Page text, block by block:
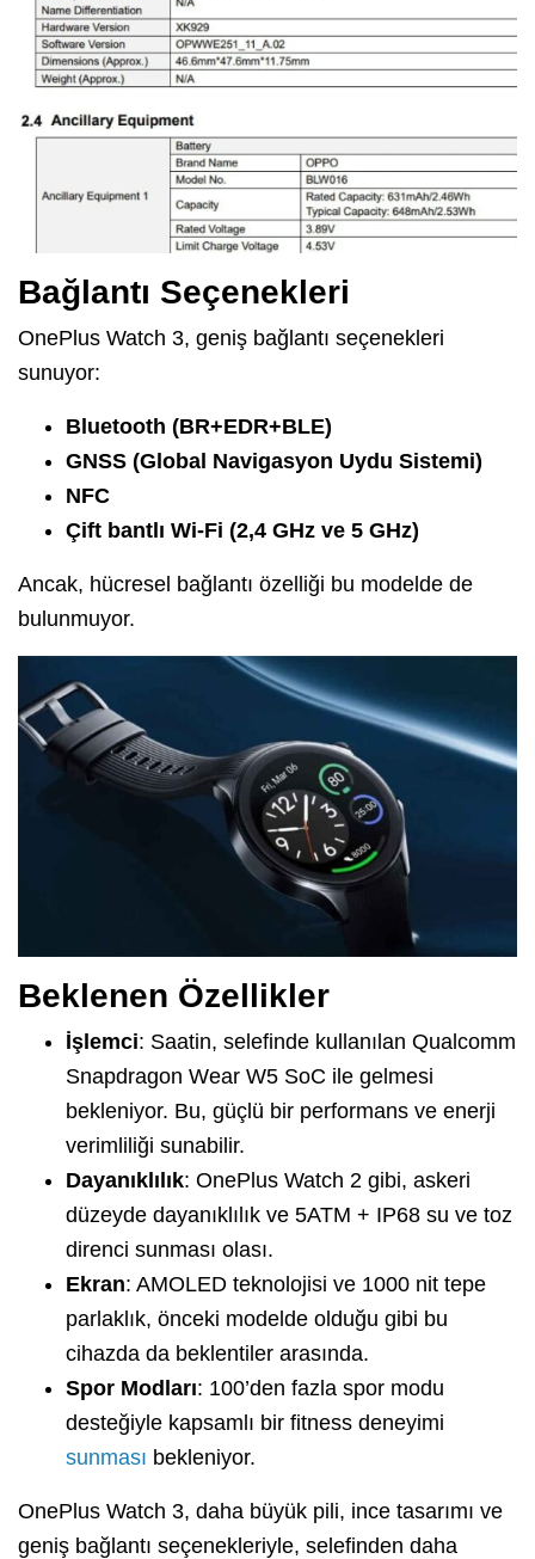
Bağlantı Seçenekleri
OnePlus Watch 3, geniş bağlantı seçenekleri
sunuyor:
Bluetooth (BR+EDR+BLE)
GNSS (Global Navigasyon Uydu Sistemi)
NFC
Çift bantlı Wi-Fi (2,4 GHz ve 5 GHz)
Ancak, hücresel bağlantı özelliği bu modelde de
bulunmuyor.
Beklenen Özellikler
İşlemci: Saatin, selefinde kullanılan Qualcomm
Snapdragon Wear W5 SoC ile gelmesi
bekleniyor. Bu, güçlü bir performans ve enerji
verimliliği sunabilir.
Dayanıklılık: OnePlus Watch 2 gibi, askeri
düzeyde dayanıklılık ve 5ATM + IP68 su ve toz
direnci sunması olası.
Ekran: AMOLED teknolojisi ve 1000 nit tepe
parlaklık, önceki modelde olduğu gibi bu
cihazda da beklentiler arasında.
Spor Modları: 100’den fazla spor modu
desteğiyle kapsamlı bir fitness deneyimi
sunması bekleniyor.
OnePlus Watch 3, daha büyük pili, ince tasarımı ve
geniş bağlantı seçenekleriyle, selefinden daha